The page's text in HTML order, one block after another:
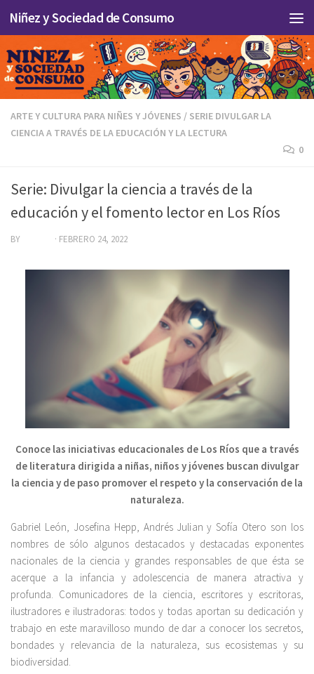
Skip to content
Niñez y Sociedad de Consumo
ARTE Y CULTURA PARA NIÑES Y JÓVENES / SERIE DIVULGAR LA
CIENCIA A TRAVÉS DE LA EDUCACIÓN Y LA LECTURA
0
Serie: Divulgar la ciencia a través de la
educación y el fomento lector en Los Ríos
BY · FEBRERO 24, 2022
Conoce las iniciativas educacionales de Los Ríos que a través
de literatura dirigida a niñas, niños y jóvenes buscan divulgar
la ciencia y de paso promover el respeto y la conservación de la
naturaleza.
Gabriel León, Josefina Hepp, Andrés Julian y Sofía Otero son los
nombres de sólo algunos destacados y destacadas exponentes
nacionales de la ciencia y grandes responsables de que ésta se
acerque a la infancia y adolescencia de manera atractiva y
profunda. Comunicadores de la ciencia, escritores y escritoras,
ilustradores e ilustradoras: todos y todas aportan su dedicación y
trabajo en este maravilloso mundo de dar a conocer los secretos,
bondades y relevancia de la naturaleza, sus ecosistemas y su
biodiversidad.